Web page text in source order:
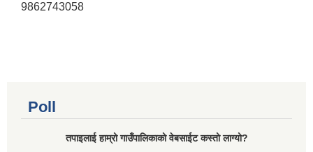
9862743058
Poll
तपाइलाई हाम्रो गाउँपालिकाको वेबसाईट कस्तो लाग्यो?